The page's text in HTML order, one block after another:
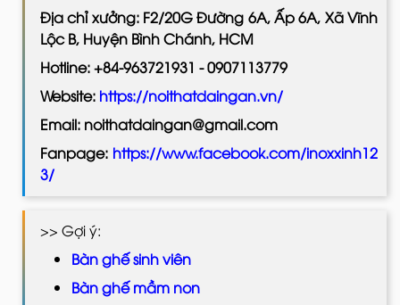
Địa chỉ xưởng: F2/20G Đường 6A, Ấp 6A, Xã Vĩnh
Lộc B, Huyện Bình Chánh, HCM
Hotline: +84-963721931 - 0907113779
Website: https://noithatdaingan.vn/
Email: noithatdaingan@gmail.com
Fanpage: https://www.facebook.com/inoxxinh12
3/
>> Gợi ý:
Bàn ghế sinh viên
Bàn ghế mầm non